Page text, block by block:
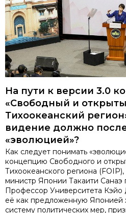
На пути к версии 3.0
«Свободный и
Тихоокеанский
видение должно
«эволюцией»?
Как следует понимать
концепцию Свободного и
Тихоокеанского региона
министр Японии Такаити Санаэ
Профессор Университета Кэйо
её как предложенную Японией
систему политических мер,